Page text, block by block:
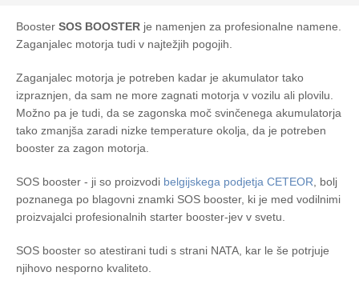
Booster SOS BOOSTER je namenjen za profesionalne namene.
Zaganjalec motorja tudi v najtežjih pogojih.
Zaganjalec motorja je potreben kadar je akumulator tako
izpraznjen, da sam ne more zagnati motorja v vozilu ali plovilu.
Možno pa je tudi, da se zagonska moč svinčenega akumulatorja
tako zmanjša zaradi nizke temperature okolja, da je potreben
booster za zagon motorja.
SOS booster - ji so proizvodi belgijskega podjetja CETEOR , bolj
poznanega po blagovni znamki SOS booster, ki je med vodilnimi
proizvajalci profesionalnih starter booster-jev v svetu.
SOS booster so atestirani tudi s strani NATA, kar le še potrjuje
njihovo nesporno kvaliteto.